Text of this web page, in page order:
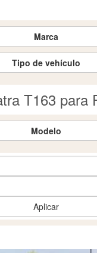
Marca
Tipo de vehículo
T163 para
Modelo
Aplicar